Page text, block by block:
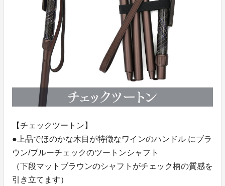
【チェックツートン】
●上品でほのかな木目が特徴なワインのハンドル にブラ
ウン/ブルーチェックのツートンシャフト
（下段マットブラウンのシャフトがチェック柄の質感を
引き立てます）